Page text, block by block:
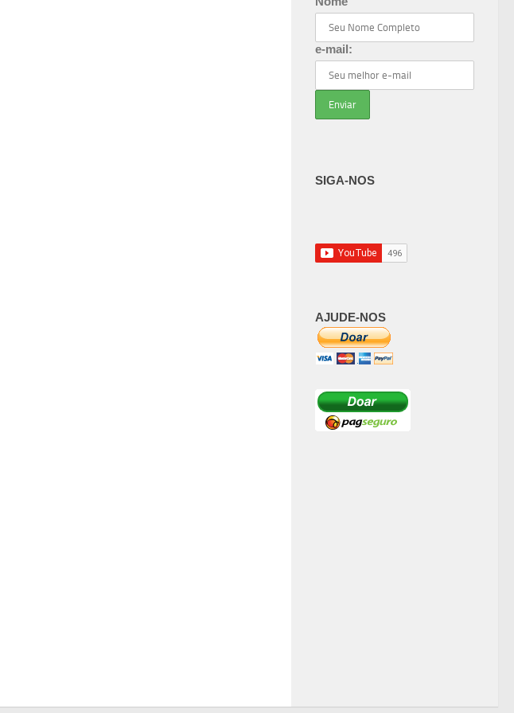
e-mail:
SIGA-NOS
AJUDE-NOS